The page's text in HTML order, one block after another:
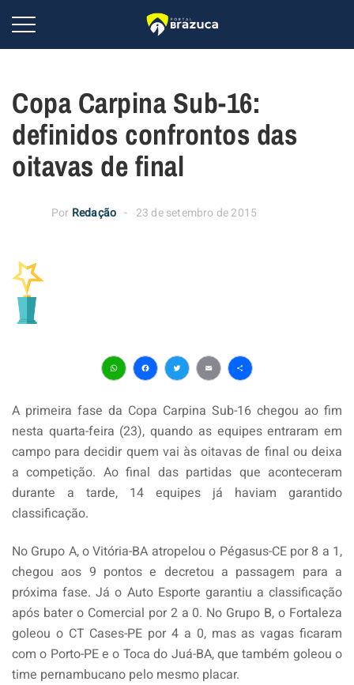
Copa Carpina Sub-16:
definidos confrontos das
oitavas de final
Por Redação 23 de setembro de 2015
WhatsApp
Facebook
Twitter
EmailShare
A primeira fase da Copa Carpina Sub-16 chegou ao fim
nesta quarta-feira (23), quando as equipes entraram em
campo para decidir quem vai às oitavas de final ou deixa
a competição. Ao final das partidas que aconteceram
durante a tarde, 14 equipes já haviam garantido
classificação.
No Grupo A, o Vitória-BA atropelou o Pégasus-CE por 8 a 1,
chegou aos 9 pontos e decretou a passagem para a
próxima fase. Já o Auto Esporte garantiu a classificação
após bater o Comercial por 2 a 0. No Grupo B, o Fortaleza
goleou o CT Cases-PE por 4 a 0, mas as vagas ficaram
com o Porto-PE e o Toca do Juá-BA, que também goleou o
time pernambucano pelo mesmo placar.